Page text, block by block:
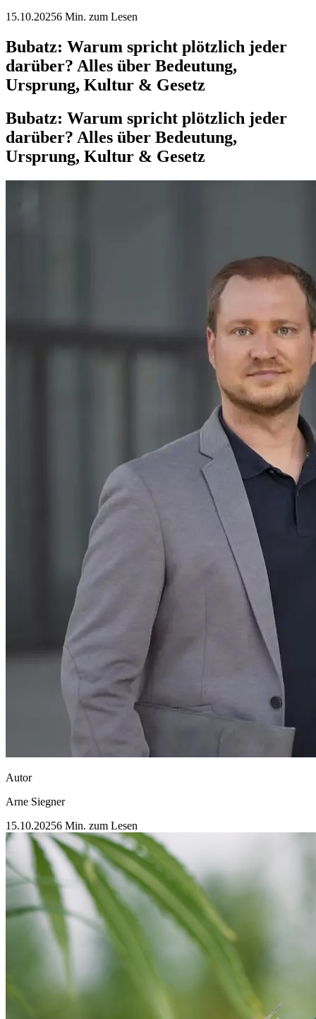
15.10.20256 Min. zum Lesen
Bubatz: Warum spricht plötzlich jeder
darüber? Alles über Bedeutung,
Ursprung, Kultur & Gesetz
Bubatz: Warum spricht plötzlich jeder
darüber? Alles über Bedeutung,
Ursprung, Kultur & Gesetz
Autor
Arne Siegner
15.10.20256 Min. zum Lesen